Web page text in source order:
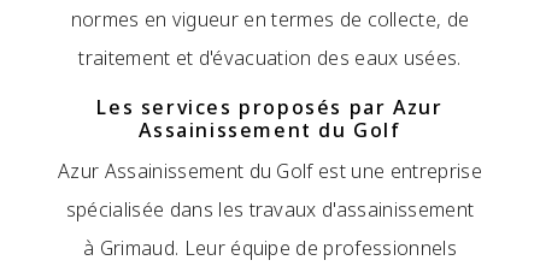
normes en vigueur en termes de collecte, de
traitement et d'évacuation des eaux usées.
Les services proposés par Azur
Assainissement du Golf
Azur Assainissement du Golf est une entreprise
spécialisée dans les travaux d'assainissement
à Grimaud. Leur équipe de professionnels